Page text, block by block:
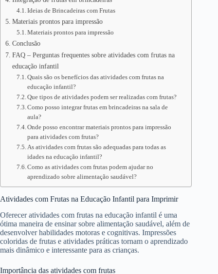
Ideias de Brincadeiras com Frutas
Materiais prontos para impressão
Materiais prontos para impressão
Conclusão
FAQ – Perguntas frequentes sobre atividades com frutas na
educação infantil
Quais são os benefícios das atividades com frutas na
educação infantil?
Que tipos de atividades podem ser realizadas com frutas?
Como posso integrar frutas em brincadeiras na sala de
aula?
Onde posso encontrar materiais prontos para impressão
para atividades com frutas?
As atividades com frutas são adequadas para todas as
idades na educação infantil?
Como as atividades com frutas podem ajudar no
aprendizado sobre alimentação saudável?
Atividades com Frutas na Educação Infantil para Imprimir
Oferecer atividades com frutas na educação infantil é uma
ótima maneira de ensinar sobre alimentação saudável, além de
desenvolver habilidades motoras e cognitivas. Impressões
coloridas de frutas e atividades práticas tornam o aprendizado
mais dinâmico e interessante para as crianças.
Importância das atividades com frutas